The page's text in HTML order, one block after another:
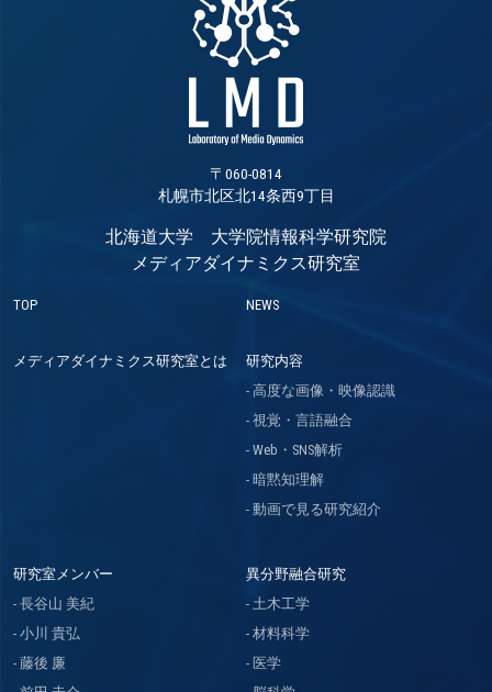
〒060-0814
札幌市北区北14条西9丁目
北海道大学 大学院情報科学研究院
メディアダイナミクス研究室
TOP NEWS
メディアダイナミクス研究室とは
研究内容
高度な画像・映像認識
視覚・言語融合
Web・SNS解析
暗黙知理解
動画で見る研究紹介
研究室メンバー
長谷山 美紀
小川 貴弘
藤後 廉
異分野融合研究
土木工学
材料科学
医学